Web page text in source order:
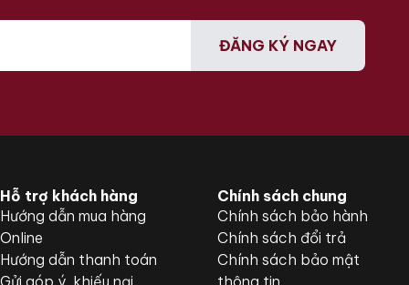
ĐĂNG KÝ NGAY
Hỗ trợ khách hàng
Hướng dẫn mua hàng
Online
Hướng dẫn thanh toán
Chính sách chung
Chính sách bảo hành
Chính sách đổi trả
Chính sách bảo mật